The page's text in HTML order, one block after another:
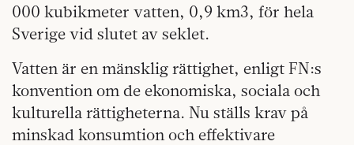
000 kubikmeter vatten, 0,9 km3, för hela
Sverige vid slutet av seklet.
Vatten är en mänsklig rättighet, enligt FN:s
konvention om de ekonomiska, sociala och
kulturella rättigheterna. Nu ställs krav på
minskad konsumtion och effektivare